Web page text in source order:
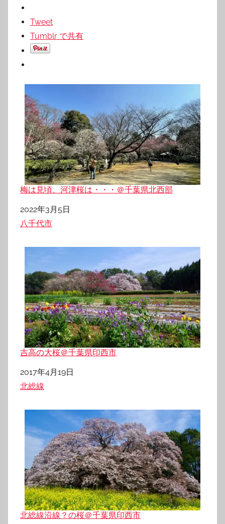
Tweet
Tumblr で共有
梅は見頃、河津桜は・・・＠千葉県北西部
日付
2022年3月5日
関連理由
八千代市
吉高の大桜＠千葉県印西市
日付
2017年4月19日
関連理由
北総線
北総線沿線？の桜＠千葉県印西市